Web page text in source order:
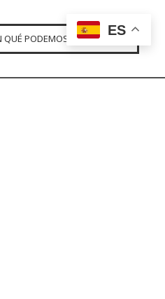
QUÉ PODEMOS AYUDARTE?
ES